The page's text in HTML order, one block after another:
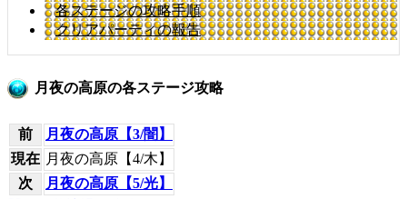
各ステージの攻略手順
クリアパーティの報告
月夜の高原の各ステージ攻略
前
月夜の高原【3/闇】
現在 月夜の高原【4/木】
次
月夜の高原【5/光】